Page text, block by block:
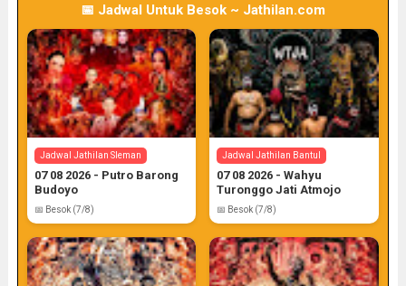
Jadwal Jathilan Gunung Kidul
06 08 2026 - Wahyu Budoyo
📅 Target: 6 (Post: 6/7)
📅 Jadwal Untuk Besok ~ Jathilan.com
Jadwal Jathilan Sleman
07 08 2026 - Putro Barong
Budoyo
📅 Besok (7/8)
Jadwal Jathilan Bantul
07 08 2026 - Wahyu
Turonggo Jati Atmojo
📅 Besok (7/8)